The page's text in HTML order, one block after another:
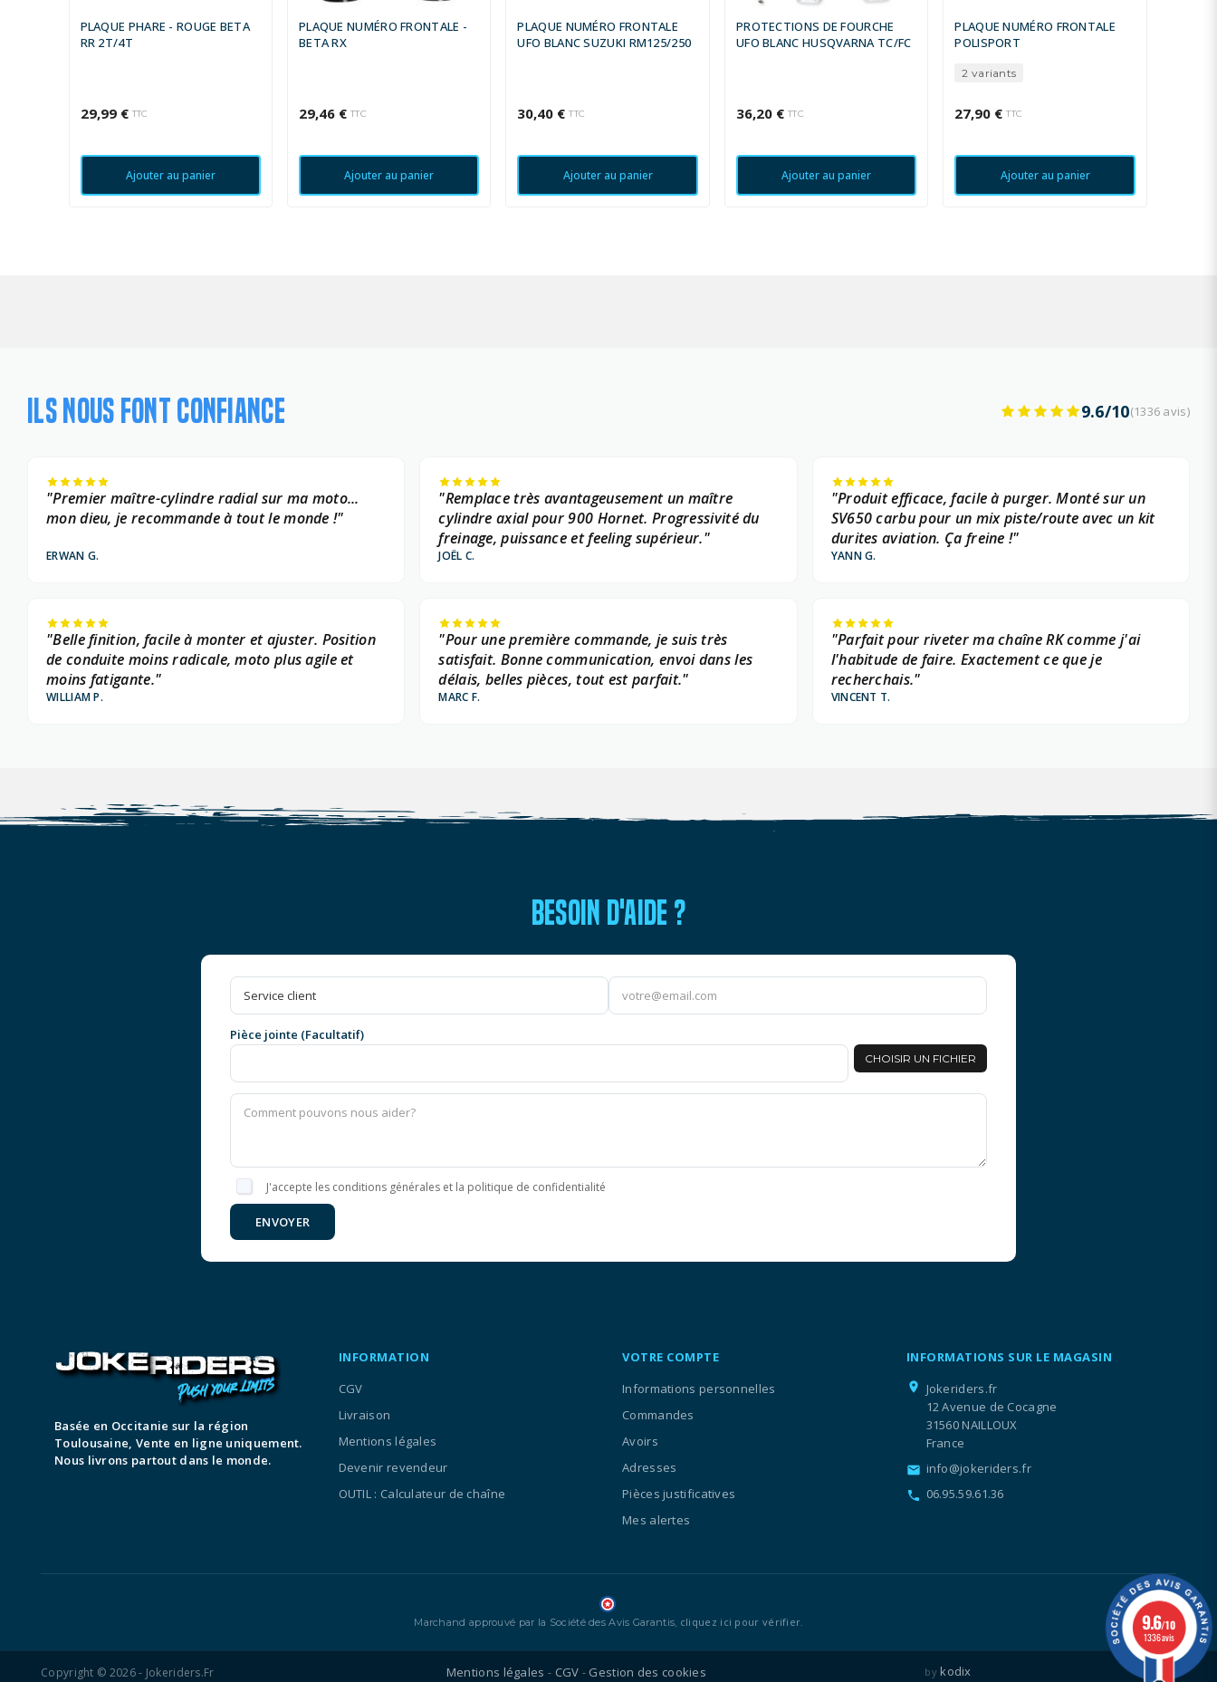
PLAQUE PHARE - ROUGE BETA
RR 2T/4T
29,99 € TTC
Ajouter au panier
PLAQUE NUMÉRO FRONTALE -
BETA RX
29,46 € TTC
Ajouter au panier
PLAQUE NUMÉRO FRONTALE
UFO BLANC SUZUKI RM125/250
30,40 € TTC
Ajouter au panier
PROTECTIONS DE FOURCHE
UFO BLANC HUSQVARNA TC/FC
36,20 € TTC
Ajouter au panier
PLAQUE NUMÉRO FRONTALE
POLISPORT
2 variants
27,90 € TTC
Ajouter au panier
ILS NOUS FONT CONFIANCE 9.6/10(1336 avis)
"Premier maître-cylindre radial sur ma moto...
mon dieu, je recommande à tout le monde !"
ERWAN G.
"Remplace très avantageusement un maître
cylindre axial pour 900 Hornet. Progressivité du
freinage, puissance et feeling supérieur."
JOËL C.
"Produit efficace, facile à purger. Monté sur un
SV650 carbu pour un mix piste/route avec un kit
durites aviation. Ça freine !"
YANN G.
"Belle finition, facile à monter et ajuster. Position
de conduite moins radicale, moto plus agile et
moins fatigante."
WILLIAM P.
"Pour une première commande, je suis très
satisfait. Bonne communication, envoi dans les
délais, belles pièces, tout est parfait."
MARC F.
"Parfait pour riveter ma chaîne RK comme j'ai
l'habitude de faire. Exactement ce que je
recherchais."
VINCENT T.
BESOIN D'AIDE ?
Pièce jointe (Facultatif)
CHOISIR UN FICHIER
J'accepte les conditions générales et la politique de confidentialité
ENVOYER
Basée en Occitanie sur la région
Toulousaine, Vente en ligne uniquement.
Nous livrons partout dans le monde.
INFORMATION
CGV
Livraison
Mentions légales
Devenir revendeur
OUTIL : Calculateur de chaîne
VOTRE COMPTE
Informations personnelles
Commandes
Avoirs
Adresses
Pièces justificatives
Mes alertes
INFORMATIONS SUR LE MAGASIN
location_on
Jokeriders.fr
12 Avenue de Cocagne
31560 NAILLOUX
France
email info@jokeriders.fr
call 06.95.59.61.36
Marchand approuvé par la Société des Avis Garantis, cliquez ici pour vérifier.
Copyright © 2026 - Jokeriders.fr Mentions légales - CGV - Gestion des cookies by kodix
9.6/10
1336 avis